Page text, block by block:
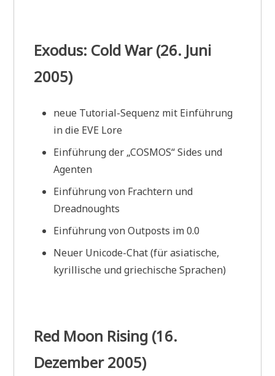
Exodus: Cold War (26. Juni
2005)
neue Tutorial-Sequenz mit Einführung
in die EVE Lore
Einführung der „COSMOS“ Sides und
Agenten
Einführung von Frachtern und
Dreadnoughts
Einführung von Outposts im 0.0
Neuer Unicode-Chat (für asiatische,
kyrillische und griechische Sprachen)
Red Moon Rising (16.
Dezember 2005)